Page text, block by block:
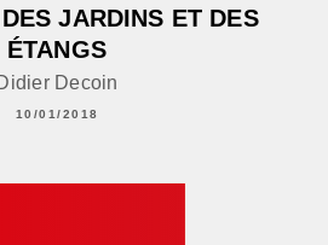
JARDINS ET DES
ÉTANGS
Decoin
10/01/2018